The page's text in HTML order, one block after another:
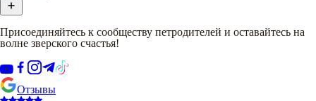
Присоединяйтесь к сообществу петродителей и оставайтесь на
волне зверского счастья!
Отзывы